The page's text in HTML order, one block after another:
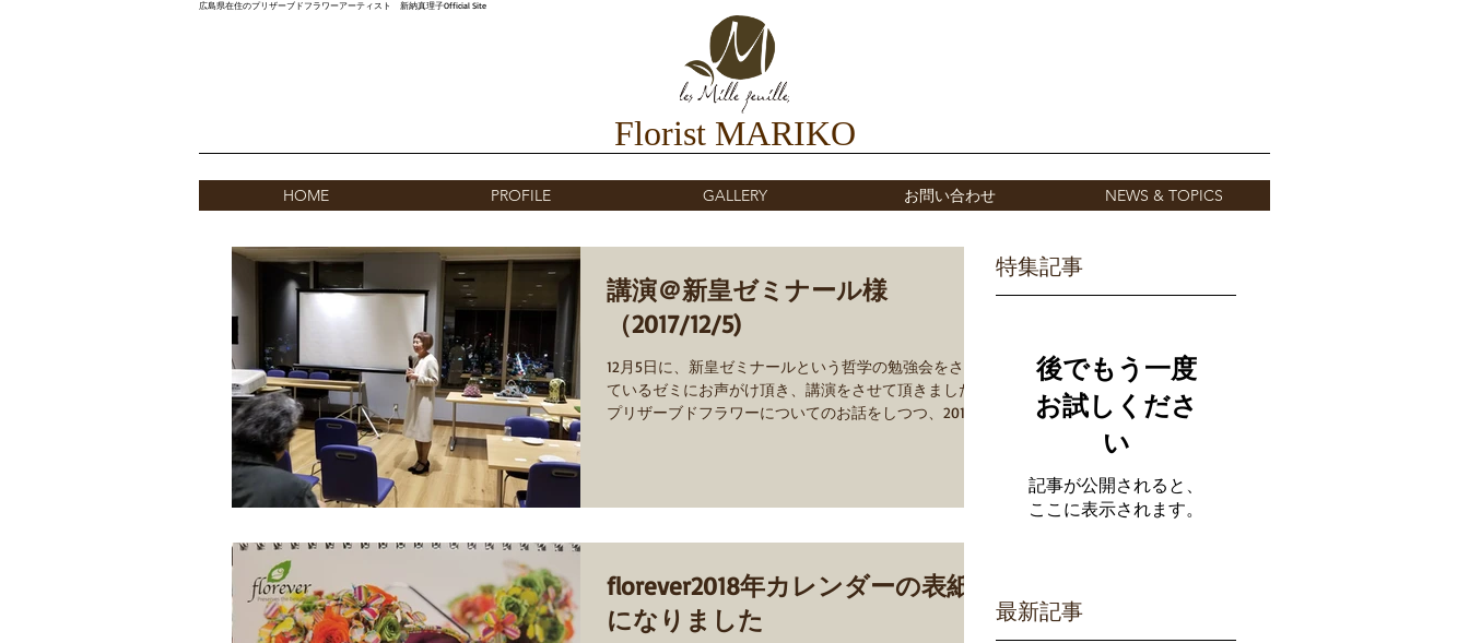
広島県在住のプリザーブドフラワーアーティスト 新納真理子Official Site
Florist MARIKO
HOME PROFILE GALLERY お問い合わせ NEWS & TOPICS
講演＠新皇ゼミナール様
（2017/12/5)
12月5日に、新皇ゼミナールという哲学の勉強会をされ
ているゼミにお声がけ頂き、講演をさせて頂きました。
プリザーブドフラワーについてのお話をしつつ、2017年
florever2018年カレンダーの表紙
になりました
特集記事
後でもう一度
お試しくださ
い
記事が公開されると、
ここに表示されます。
最新記事